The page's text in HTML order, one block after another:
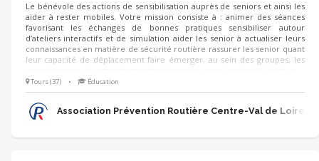
Le bénévole des actions de sensibilisation auprès de seniors et ainsi les
aider à rester mobiles. Votre mission consiste à : animer des séances
favorisant les échanges de bonnes pratiques sensibiliser autour
d’ateliers interactifs et de simulation aider les senior à actualiser leurs
connaissances en matière de sécurité routière rassurer les senior quant
leur capacité de déplacement faire émerger, au sein des groupes, les
Tours (37) • Éducation
Association Prévention Routière Centre-Val de Loire